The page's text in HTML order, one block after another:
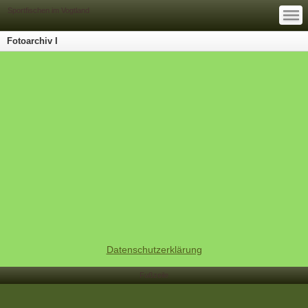
Sportfischen im Vogtland —
—
—
Fotoarchiv I
Datenschutzerklärung
Fußzeile